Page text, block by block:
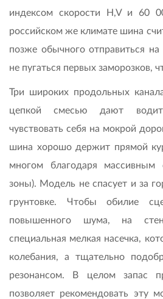
индексом скорости H,V и 60
российском же климате шина
позже обычного отправиться
не пугаться первых заморозков,
Три широких продольных
цепкой смесью дают
чувствовать себя на мокрой
шина хорошо держит прямой
многом благодаря массивным
зоны). Модель не спасует и за
грунтовке. Чтобы обилие
повышенного шума, на
специальная мелкая насечка,
колебания, а тщательно
резонансом. В целом запас
позволяет рекомендовать